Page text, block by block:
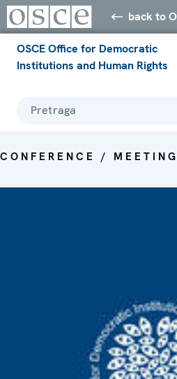
back to
OSCE Office for Democratic
Institutions and Human Rights
Pretraga
CONFERENCE /